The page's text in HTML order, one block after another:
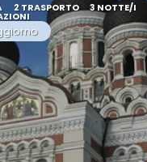
2 TRASPORTO 3 NOTTE/I